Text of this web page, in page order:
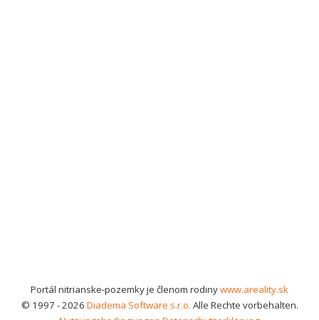
Portál nitrianske-pozemky je členom rodinywww.areality.sk
© 1997 - 2026 Diadema Software s.r.o. Alle Rechte vorbehalten.